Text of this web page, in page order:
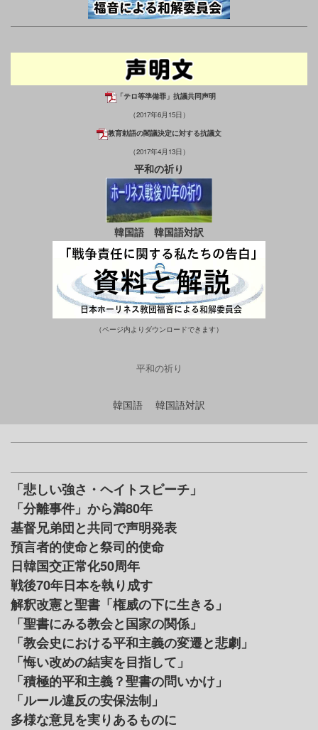
「テロ等準備罪」抗議共同声明
（2017年6月15日）
教育勅語の閣議決定に対する抗議文
（2017年4月13日）
平和の祈り
韓国語 韓国語対訳
（ページ内よりダウンロードできます）
平和の祈り
韓国語 韓国語対訳
「悲しい強さ・ヘイトスピーチ」
「分離事件」から満80年
基督兄弟団と共同で声明発表
預言者的使命と祭司的使命
日韓国交正常化50周年
戦後70年日本を執り成す
解釈改憲と聖書「権威の下に生きる」
「聖書にみる教会と国家の関係」
「教会史における平和主義の変遷と悲劇」
「悔い改めの結実を目指して」
「積極的平和主義？聖書の問いかけ」
「ルール違反の安保法制」
多様な意見を実りあるものに